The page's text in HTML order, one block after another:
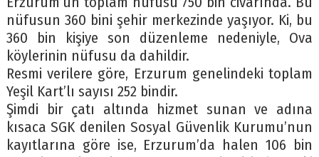
nüfusun 360 bini şehir merkezinde yaşıyor. Ki, bu
360 bin kişiye son düzenleme nedeniyle, Ova
köylerinin nüfusu da dahildir.
Resmi verilere göre, Erzurum genelindeki toplam
Yeşil Kart’lı sayısı 252 bindir.
Şimdi bir çatı altında hizmet sunan ve adına
kısaca SGK denilen Sosyal Güvenlik Kurumu’nun
kayıtlarına göre ise, Erzurum’da halen 106 bin